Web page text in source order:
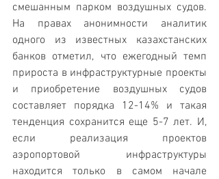
смешанным парком воздушных судов.
На правах анонимности аналитик
одного из известных казахстанских
банков отметил, что ежегодный темп
прироста в инфраструктурные проекты
и приобретение воздушных судов
составляет порядка 12-14% и такая
тенденция сохранится еще 5-7 лет. И,
если реализация проектов
аэропортовой инфраструктуры
находится только в самом начале